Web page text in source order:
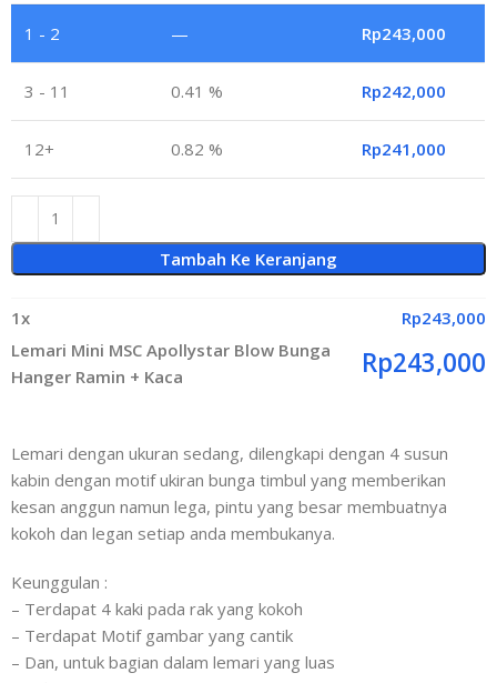
1 - 2 — Rp243,000
3 - 11 0.41 % Rp242,000
12+ 0.82 % Rp241,000
Tambah Ke Keranjang
1x Rp243,000
Lemari Mini MSC Apollystar Blow Bunga
Hanger Ramin + Kaca
Rp243,000
Lemari dengan ukuran sedang, dilengkapi dengan 4 susun
kabin dengan motif ukiran bunga timbul yang memberikan
kesan anggun namun lega, pintu yang besar membuatnya
kokoh dan legan setiap anda membukanya.
Keunggulan :
– Terdapat 4 kaki pada rak yang kokoh
– Terdapat Motif gambar yang cantik
– Dan, untuk bagian dalam lemari yang luas